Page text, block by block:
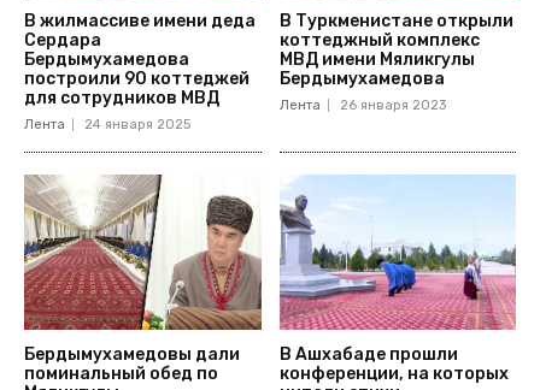
В жилмассиве имени деда
Сердара
Бердымухамедова
построили 90 коттеджей
для сотрудников МВД
Лента 24 января 2025
В Туркменистане открыли
коттеджный комплекс
МВД имени Мяликгулы
Бердымухамедова
Лента 26 января 2023
Бердымухамедовы дали
поминальный обед по
В Ашхабаде прошли
конференции, на которых